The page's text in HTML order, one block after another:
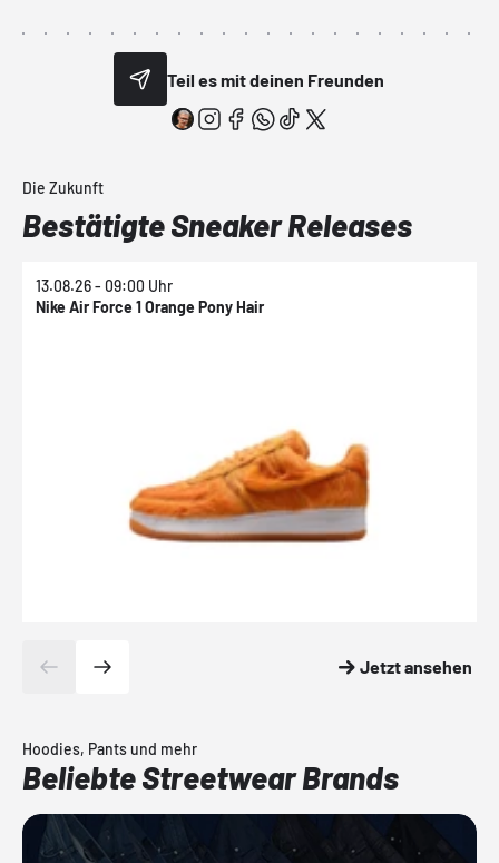
Teil es mit deinen Freunden
Die Zukunft
Bestätigte Sneaker Releases
13.08.26 - 09:00 Uhr
Nike Air Force 1 Orange Pony Hair
Jetzt ansehen
Hoodies, Pants und mehr
Beliebte Streetwear Brands